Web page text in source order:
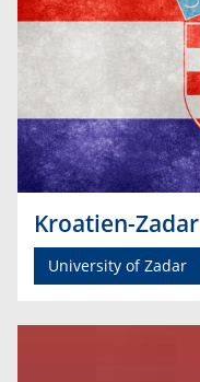
Kroatien-Zadar
University of Zadar